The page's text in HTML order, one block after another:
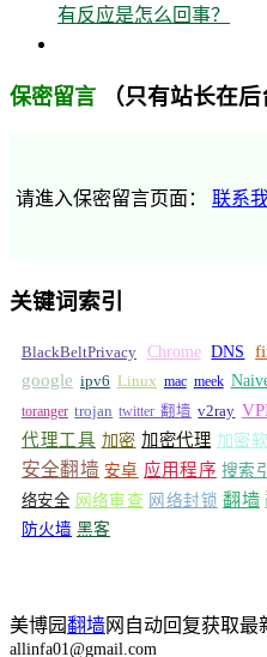
有反应是怎么回事？
保密留言 （只有站长在后
请進入保密留言页面： 联系
关键词索引
BlackBeltPrivacy Chrome DNS
google ipv6 Linux mac meek
toranger trojan twitter 翻墙 v2ray
代理工具 加密 加密代理 加密
安全翻墙 安卓 应用程序 搜索
络安全 网络审查 网络封锁 翻墙
防火墙 黑客
美博园翻墙网自动回复获取最
allinfa01@gmail.com